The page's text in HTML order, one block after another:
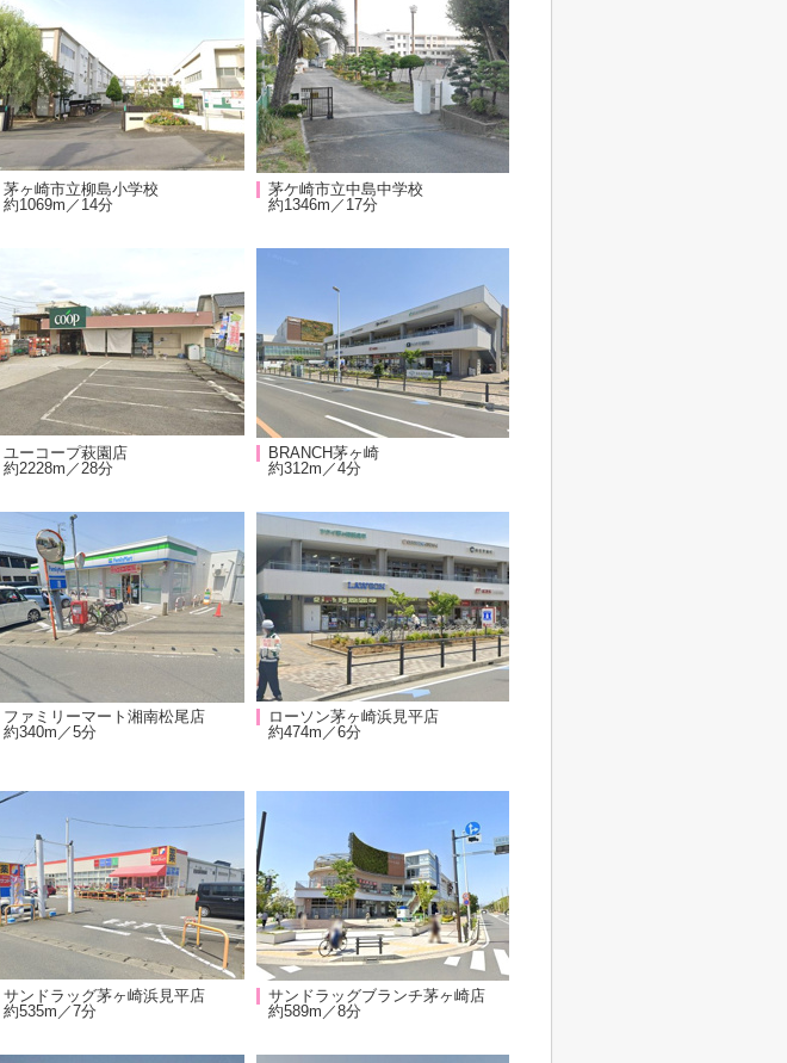
茅ヶ崎市立柳島小学校
約1069m／14分
茅ケ崎市立中島中学校
約1346m／17分
ユーコープ萩園店
約2228m／28分
BRANCH茅ヶ崎
約312m／4分
ファミリーマート湘南松尾店
約340m／5分
ローソン茅ヶ崎浜見平店
約474m／6分
サンドラッグ茅ヶ崎浜見平店
約535m／7分
サンドラッグブランチ茅ヶ崎店
約589m／8分